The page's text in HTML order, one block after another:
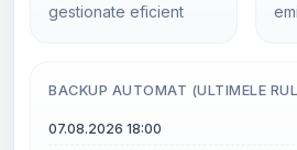
gestionate eficient
BACKUP AUTOMAT (ULTIMELE
07.08.2026 18:00